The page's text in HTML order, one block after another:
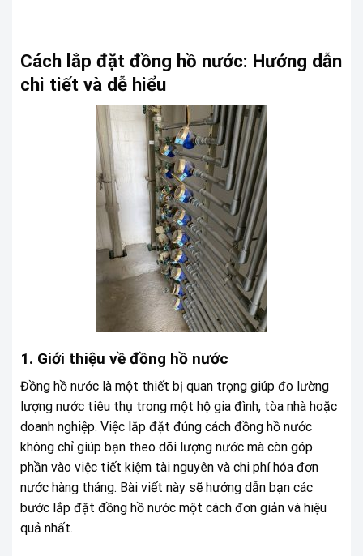
Cách lắp đặt đồng hồ nước: Hướng dẫn
chi tiết và dễ hiểu
1. Giới thiệu về đồng hồ nước
Đồng hồ nước là một thiết bị quan trọng giúp đo lường
lượng nước tiêu thụ trong một hộ gia đình, tòa nhà hoặc
doanh nghiệp. Việc lắp đặt đúng cách đồng hồ nước
không chỉ giúp bạn theo dõi lượng nước mà còn góp
phần vào việc tiết kiệm tài nguyên và chi phí hóa đơn
nước hàng tháng. Bài viết này sẽ hướng dẫn bạn các
bước lắp đặt đồng hồ nước một cách đơn giản và hiệu
quả nhất.